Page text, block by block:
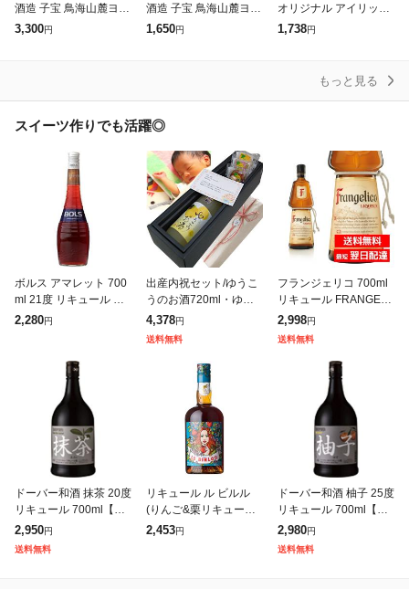
酒造 子宝 鳥海山麓ヨー
グルト(白ラベル) 8度 1
3,300円
酒造 子宝 鳥海山麓ヨー
グルト(白ラベル) 8度 7
1,650円
オリジナル アイリッシ
ュ クリーム 17度 正規
1,738円
もっと見る
スイーツ作りでも活躍◎
ボルス アマレット 700
ml 21度 リキュール BO
LS 杏 杏仁 アーモンド
2,280円
出産内祝セット/ゆうこ
うのお酒720ml・ゆう
こう羊羹・ゆうこう焼
き萬・ゆうこうチョコ
饅各1個 珍しい黄色い
みかんのお酒とお菓子
4,378円
送料無料
フランジェリコ 700ml
リキュール FRANGELI
CO リキュール イタリ
ア ヘーゼルナッツ 洋酒
リキュール酒 製菓 製
2,998円
送料無料
ドーバー和酒 抹茶 20度
リキュール 700ml【送
料無料】
2,950円
送料無料
リキュール ル ビルル
(りんご&栗リキュール)
700ml liqueur お酒 カ
2,453円
ドーバー和酒 柚子 25度
リキュール 700ml【送
料無料】
2,980円
送料無料